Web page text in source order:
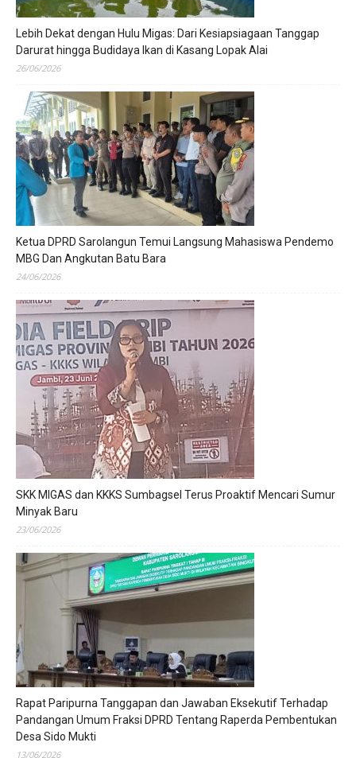
Lebih Dekat dengan Hulu Migas: Dari Kesiapsiagaan Tanggap
Darurat hingga Budidaya Ikan di Kasang Lopak Alai
26/06/2026
Ketua DPRD Sarolangun Temui Langsung Mahasiswa Pendemo
MBG Dan Angkutan Batu Bara
24/06/2026
SKK MIGAS dan KKKS Sumbagsel Terus Proaktif Mencari Sumur
Minyak Baru
23/06/2026
Rapat Paripurna Tanggapan dan Jawaban Eksekutif Terhadap
Pandangan Umum Fraksi DPRD Tentang Raperda Pembentukan
Desa Sido Mukti
13/06/2026